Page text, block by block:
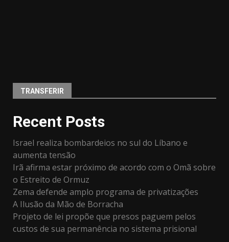
TRANSFERIR
Recent Posts
Israel realiza bombardeios no sul do Líbano e
aumenta tensão
Irã afirma estar próximo de acordo com o Omã sobre
o Estreito de Ormuz
Zema defende amplo programa de privatizações
A Ilusão da Mão de Borracha
Projeto de lei propõe que presos paguem pelos
custos de sua permanência no sistema prisional